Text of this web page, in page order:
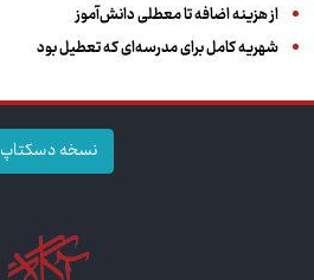
از هزینه اضافه تا معطلی دانش‌آموز
شهریه کامل برای مدرسه‌ای که تعطیل بود
نسخه دسکتاپ